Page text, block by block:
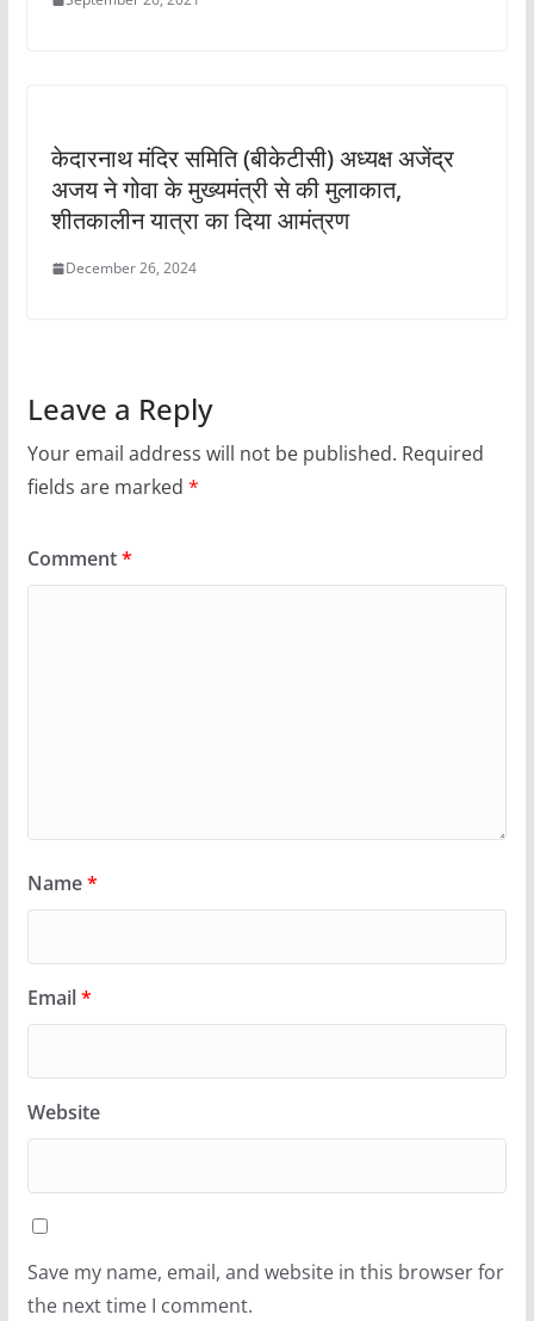
केदारनाथ मंदिर समिति (बीकेटीसी) अध्यक्ष अजेंद्र
अजय ने गोवा के मुख्यमंत्री से की मुलाकात,
शीतकालीन यात्रा का दिया आमंत्रण
December 26, 2024
Leave a Reply
Your email address will not be published. Required
fields are marked *
Comment*
Name*
Email*
Website
Save my name, email, and website in this browser for
the next time I comment.